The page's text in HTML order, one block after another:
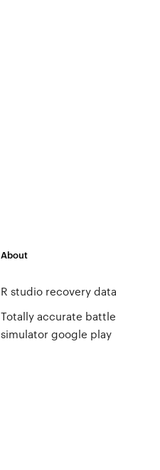
About
R studio recovery data
Totally accurate battle
simulator google play